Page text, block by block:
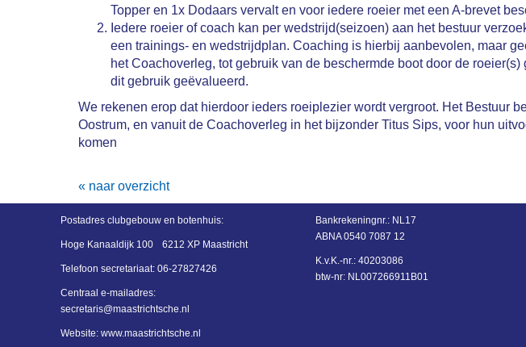
Topper en 1x Dodaars vervalt en voor iedere roeier met een A-brevet
Iedere roeier of coach kan per wedstrijd(seizoen) aan het bestuur
een trainings- en wedstrijdplan. Coaching is hierbij aanbevolen, maar
het Coachoverleg, tot gebruik van de beschermde boot door de
dit gebruik geëvalueerd.
We rekenen erop dat hierdoor ieders roeiplezier wordt vergroot. Het Bestuur
Oostrum, en vanuit de Coachoverleg in het bijzonder Titus Sips, voor hun
komen
« naar overzicht
Postadres clubgebouw en botenhuis:
Hoge Kanaaldijk 100 6212 XP Maastricht
Telefoon secretariaat: 06-27827426
Centraal e-mailadres:
siraterces@maastrichtsche.nl
Website: www.maastrichtsche.nl
Bankrekeningnr.: NL17
ABNA 0540 7087 12
K.v.K.-nr.: 40203086
btw-nr: NL007266911B01